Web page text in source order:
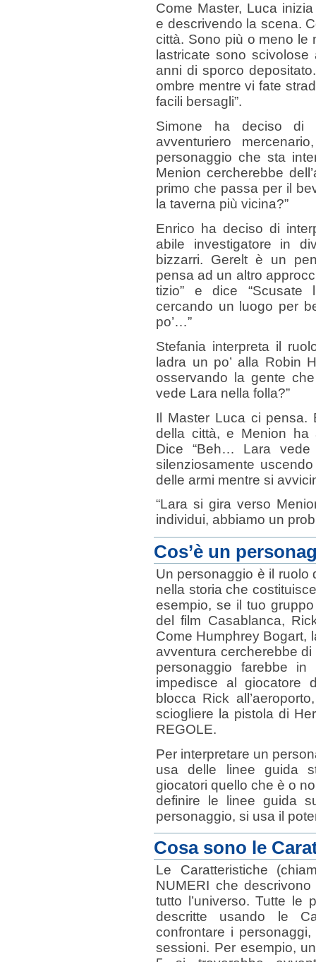
Come Master, Luca
e descrivendo la scena.
città. Sono più o meno le
lastricate sono
anni di sporco
ombre mentre vi fate
facili bersagli”.
Simone ha deciso di
avventuriero
personaggio che sta
Menion cercherebbe
primo che passa per il
la taverna più vicina?”
Enrico ha deciso di
abile investigatore in
bizzarri. Gerelt è un
pensa ad un altro
tizio” e dice “Scusate
cercando un luogo per
po’…”
Stefania interpreta il
ladra un po’ alla Robin
osservando la gente
vede Lara nella folla?”
Il Master Luca ci pensa.
della città, e Menion ha
Dice “Beh… Lara
silenziosamente
delle armi mentre si
“Lara si gira verso
individui, abbiamo un
Cos’è un
Un personaggio è il ruolo
nella storia che
esempio, se il tuo
del film Casablanca,
Come Humphrey Bogart,
avventura cercherebbe
personaggio farebbe
impedisce al giocatore
blocca Rick
sciogliere la pistola di
REGOLE.
Per interpretare un
usa delle linee guida
giocatori quello che è o
definire le linee guida
personaggio, si usa il
Cosa sono le
Le Caratteristiche
NUMERI che
tutto l’universo. Tutte le
descritte usando le
confrontare i
sessioni. Per esempio,